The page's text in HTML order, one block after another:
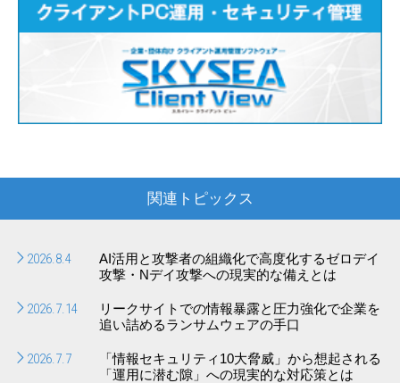
関連トピックス
2026.8.4
AI活用と攻撃者の組織化で高度化するゼロデイ
攻撃・Nデイ攻撃への現実的な備えとは
2026.7.14
リークサイトでの情報暴露と圧力強化で企業を
追い詰めるランサムウェアの手口
2026.7.7
「情報セキュリティ10大脅威」から想起される
「運用に潜む隙」への現実的な対応策とは